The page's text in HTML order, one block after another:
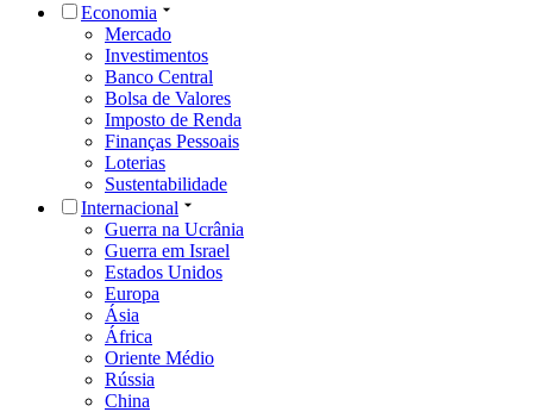
Economia
Mercado
Investimentos
Banco Central
Bolsa de Valores
Imposto de Renda
Finanças Pessoais
Loterias
Sustentabilidade
Internacional
Guerra na Ucrânia
Guerra em Israel
Estados Unidos
Europa
Ásia
África
Oriente Médio
Rússia
China